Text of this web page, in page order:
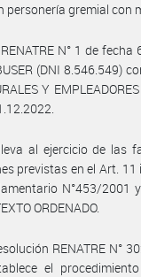
personería gremial con
N° 1 de
(DNI 8.546.549)
Y
al ejercicio de las
previstas en el Art. 11
N°453/2001
ORDENADO.
RENATRE N°
el